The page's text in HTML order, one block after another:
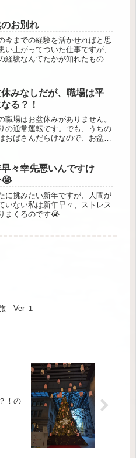
お別れ
今までの経験を活かせればと思
い上がってついた仕事ですが、
経験なんてたかが知れたものと
みなしだが、職場は平
る？！
職場はお盆休みがありません。
の通常運転です。でも、うちの
おばさんだらけなので、お盆に
々幸先悪いんですけ
😭
に挑みたい新年ですが、人間が
いない私は新年早々、ストレス
まくるのです😭
Ver １
！の